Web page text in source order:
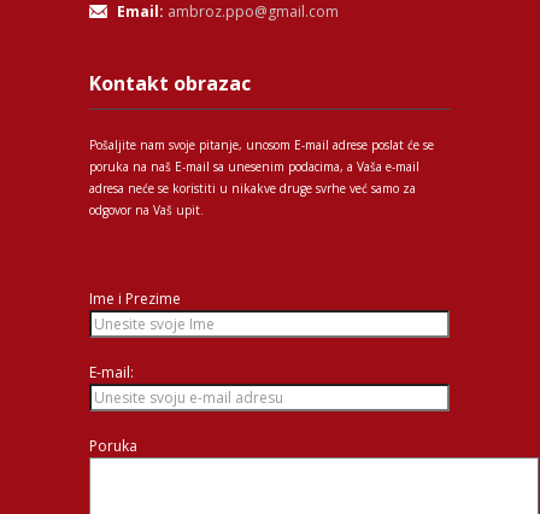
Email: ambroz.ppo@gmail.com
Kontakt obrazac
Pošaljite nam svoje pitanje, unosom E-mail adrese poslat će se
poruka na naš E-mail sa unesenim podacima, a Vaša e-mail
adresa neće se koristiti u nikakve druge svrhe već samo za
odgovor na Vaš upit.
Ime i Prezime
E-mail:
Poruka